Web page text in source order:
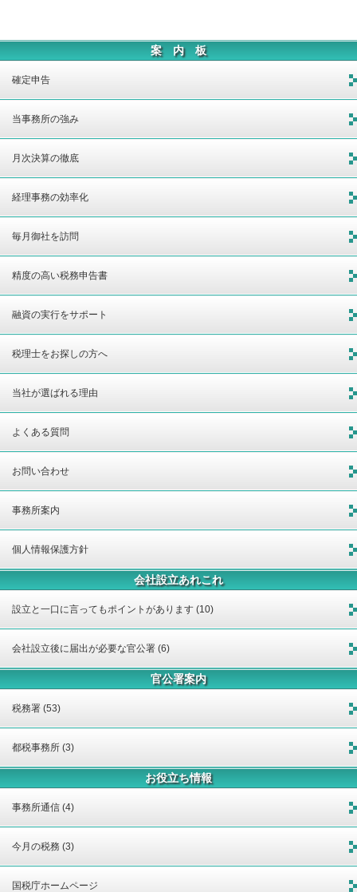
案 内 板
確定申告
当事務所の強み
月次決算の徹底
経理事務の効率化
毎月御社を訪問
精度の高い税務申告書
融資の実行をサポート
税理士をお探しの方へ
当社が選ばれる理由
よくある質問
お問い合わせ
事務所案内
個人情報保護方針
会社設立あれこれ
設立と一口に言ってもポイントがあります (10)
会社設立後に届出が必要な官公署 (6)
官公署案内
税務署 (53)
都税事務所 (3)
お役立ち情報
事務所通信 (4)
今月の税務 (3)
国税庁ホームページ